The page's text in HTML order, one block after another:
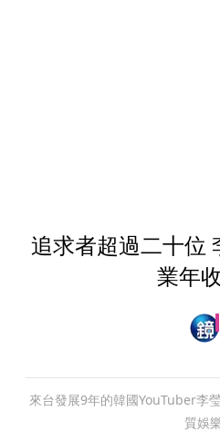
追求者超過二十位
業年
來台發展9年的韓國YouTuber李
質娛